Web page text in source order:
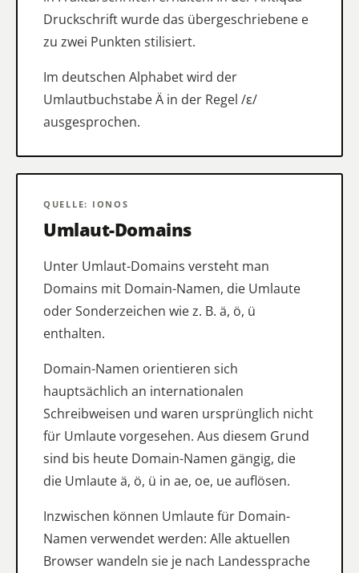
Druckschrift wurde das übergeschriebene e
zu zwei Punkten stilisiert.
Im deutschen Alphabet wird der
Umlautbuchstabe Ä in der Regel /ɛ/
ausgesprochen.
QUELLE: IONOS
Umlaut-Domains
Unter Umlaut-Domains versteht man
Domains mit Domain-Namen, die Umlaute
oder Sonderzeichen wie z. B. ä, ö, ü
enthalten.
Domain-Namen orientieren sich
hauptsächlich an internationalen
Schreibweisen und waren ursprünglich nicht
für Umlaute vorgesehen. Aus diesem Grund
sind bis heute Domain-Namen gängig, die
die Umlaute ä, ö, ü in ae, oe, ue auflösen.
Inzwischen können Umlaute für Domain-
Namen verwendet werden: Alle aktuellen
Browser wandeln sie je nach Landessprache